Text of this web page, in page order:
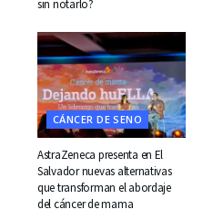
sin notarlo?
CÁNCER DE SENO
AstraZeneca presenta en El
Salvador nuevas alternativas
que transforman el abordaje
del cáncer de mama